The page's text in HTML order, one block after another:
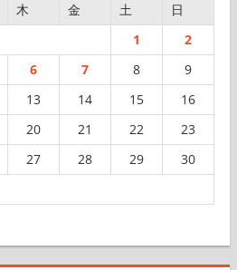
木 金 土
日
1
2
6 7 8
9
13 14 15
16
20 21 22
23
27 28 29
30